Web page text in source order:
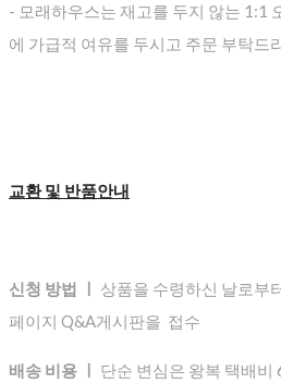
- 모래하우스는 재고를 두지 않는 1:1
에 가급적 여유를 두시고 주문 부탁드
교환 및 반품안내
신청 방법 ㅣ 상품을 수령하신 날로부
페이지 Q&A게시판을 접수
배송 비용 ㅣ 단순 변심은 왕복 택배비